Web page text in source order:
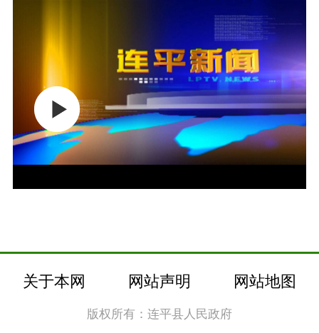
关于本网 网站声明 网站地图
版权所有：连平县人民政府